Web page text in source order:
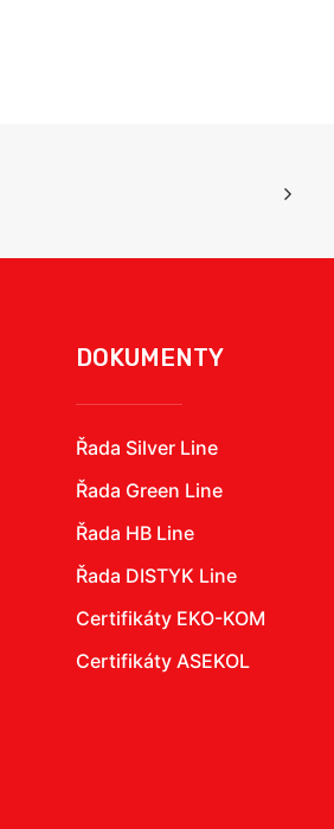
DOKUMENTY
Řada Silver Line
Řada Green Line
Řada HB Line
Řada DISTYK Line
Certifikáty EKO-KOM
Certifikáty ASEKOL